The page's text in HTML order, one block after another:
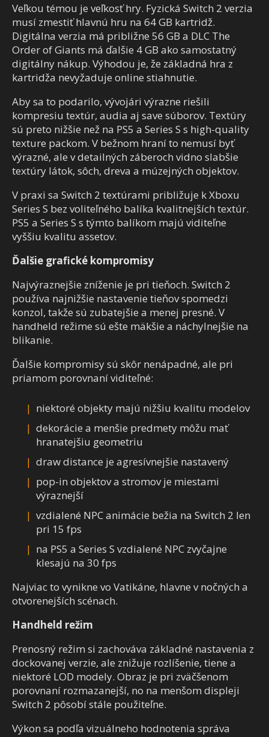
Veľkou témou je veľkosť hry. Fyzická Switch 2 verzia
musí zmestiť hlavnú hru na 64 GB kartridž.
Digitálna verzia má približne 56 GB a DLC The
Order of Giants má ďalšie 4 GB ako samostatný
digitálny nákup. Výhodou je, že základná hra z
kartridža nevyžaduje online stiahnutie.
Aby sa to podarilo, vývojári výrazne riešili
kompresiu textúr, audia aj save súborov. Textúry
sú preto nižšie než na PS5 a Series S s high-quality
texture packom. V bežnom hraní to nemusí byť
výrazné, ale v detailných záberoch vidno slabšie
textúry látok, sôch, dreva a múzejných objektov.
V praxi sa Switch 2 textúrami približuje k Xboxu
Series S bez voliteľného balíka kvalitnejších textúr.
PS5 a Series S s týmto balíkom majú viditeľne
vyššiu kvalitu assetov.
Ďalšie grafické kompromisy
Najvýraznejšie zníženie je pri tieňoch. Switch 2
používa najnižšie nastavenie tieňov spomedzi
konzol, takže sú zubatejšie a menej presné. V
handheld režime sú ešte mäkšie a náchylnejšie na
blikanie.
Ďalšie kompromisy sú skôr nenápadné, ale pri
priamom porovnaní viditeľné:
niektoré objekty majú nižšiu kvalitu modelov
dekorácie a menšie predmety môžu mať
hranatejšiu geometriu
draw distance je agresívnejšie nastavený
pop-in objektov a stromov je miestami
výraznejší
vzdialené NPC animácie bežia na Switch 2 len
pri 15 fps
na PS5 a Series S vzdialené NPC zvyčajne
klesajú na 30 fps
Najviac to vynikne vo Vatikáne, hlavne v nočných a
otvorenejších scénach.
Handheld režim
Prenosný režim si zachováva základné nastavenia z
dockovanej verzie, ale znižuje rozlíšenie, tiene a
niektoré LOD modely. Obraz je pri zväčšenom
porovnaní rozmazanejší, no na menšom displeji
Switch 2 pôsobí stále použiteľne.
Výkon sa podľa vizuálneho hodnotenia správa